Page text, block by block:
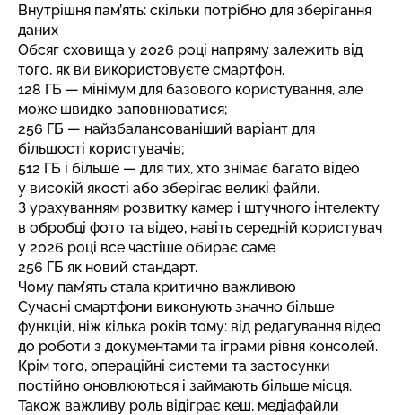
Внутрішня пам’ять: скільки потрібно для зберігання
даних
Обсяг сховища у 2026 році напряму залежить від
того, як ви використовуєте смартфон.
128 ГБ — мінімум для базового користування, але
може швидко заповнюватися;
256 ГБ — найзбалансованіший варіант для
більшості користувачів;
512 ГБ і більше — для тих, хто знімає багато відео
у високій якості або зберігає великі файли.
З урахуванням розвитку камер і штучного інтелекту
в обробці фото та відео, навіть середній користувач
у 2026 році все частіше обирає саме
256 ГБ як новий стандарт.
Чому пам’ять стала критично важливою
Сучасні смартфони виконують значно більше
функцій, ніж кілька років тому: від редагування відео
до роботи з документами та іграми рівня консолей.
Крім того, операційні системи та застосунки
постійно оновлюються і займають більше місця.
Також важливу роль відіграє кеш, медіафайли